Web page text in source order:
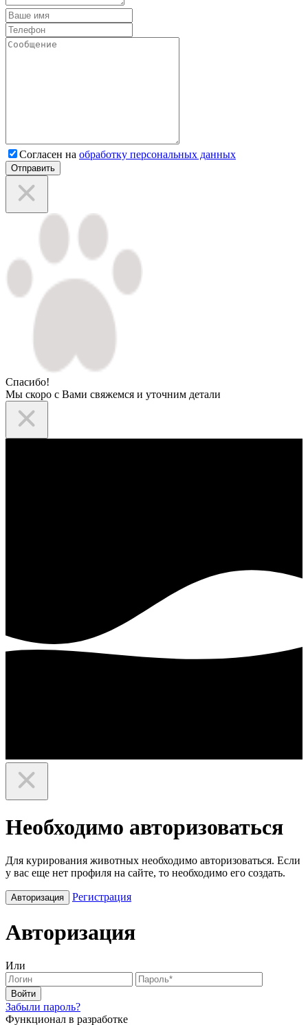
Согласен на обработку персональных данных
Отправить
Спасибо!
Мы скоро с Вами свяжемся и уточним детали
Необходимо авторизоваться
Для курирования животных необходимо авторизоваться. Если
у вас еще нет профиля на сайте, то необходимо его создать.
Авторизация Регистрация
Авторизация
Или
Войти
Забыли пароль?
Функционал в разработке